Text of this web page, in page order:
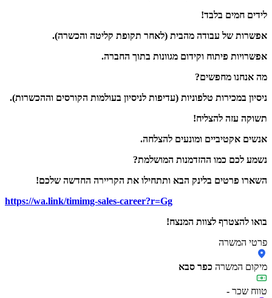
לידים חמים בלבד!
אפשרות של עבודה מהבית (לאחר תקופת קליטה והכשרה).
אפשרויות פיתוח וקידום מגוונות בתוך החברה.
מה אנחנו מחפשים?
ניסיון במכירות טלפוניות (עדיפות לניסיון בעולמות הקורסים וההכשרות).
תשוקה עזה להצליח!
אנשים אקטיביים ומונעים להצלחה.
נשמע לכם כמו ההזדמנות המושלמת?
השארו פרטים בלינק הבא ותתחילו את הקריירה החדשה שלכם!
https://wa.link/timimg-sales-career?r=Gg
בואו להצטרף לצוות המנצח!
פרטי המשרה
מיקום המשרה כפר סבא
טווח שכר -